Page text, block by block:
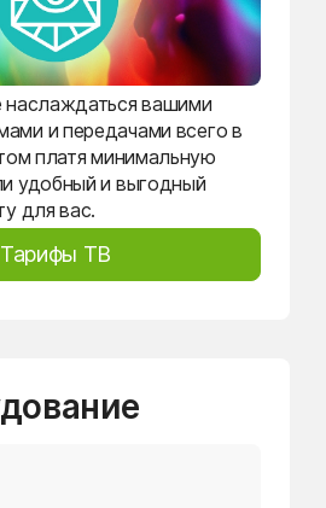
вашими
и передачами всего в
платя минимальную
удобный и выгодный
для вас.
Тарифы ТВ